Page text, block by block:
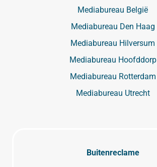
Mediabureau België
Mediabureau Den Haag
Mediabureau Hilversum
Mediabureau Hoofddorp
Mediabureau Rotterdam
Mediabureau Utrecht
Buitenreclame